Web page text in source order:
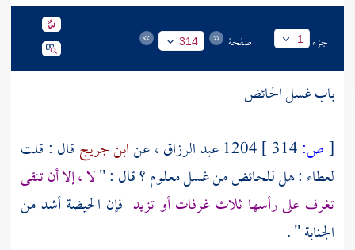
جزء 1 صفحة 314
باب غسل الحائض
[ص: 1204عبد الرزاق، عنابن جريج قال : قلت
لعطاء : هل للحائض من غسل معلوم ؟ قال : "لا ، إلا أن تنقى
تغرف على رأسها ثلاث غرفات أو تزيد فإن الحيضة أشد من
الجنابة " .